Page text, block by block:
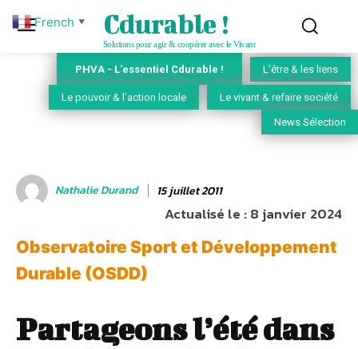
Cdurable !
Solutions pour agir & coopérer avec le Vivant
PHVA - L'essentiel Cdurable ! L'être & les liens
Le pouvoir & l'action locale Le vivant & refaire société
News Sélection
Nathalie Durand 15 juillet 2011
Actualisé le :8 janvier 2024
Observatoire Sport et Développement
Durable (OSDD)
Partageons l’été dans
French ▼